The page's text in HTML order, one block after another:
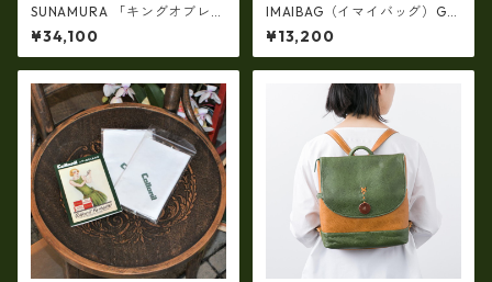
SUNAMURA 「キングオブレザ
ー」、「革のダイヤモンド」
高級レザー コードバン 長札入
れ・長財布(日本製) ly-1000
¥34,100
IMAIBAG（イマイバッグ）GE
NOVA斜め掛けメッセンジャー
ショルダー（日本製）ri-2747
¥13,200